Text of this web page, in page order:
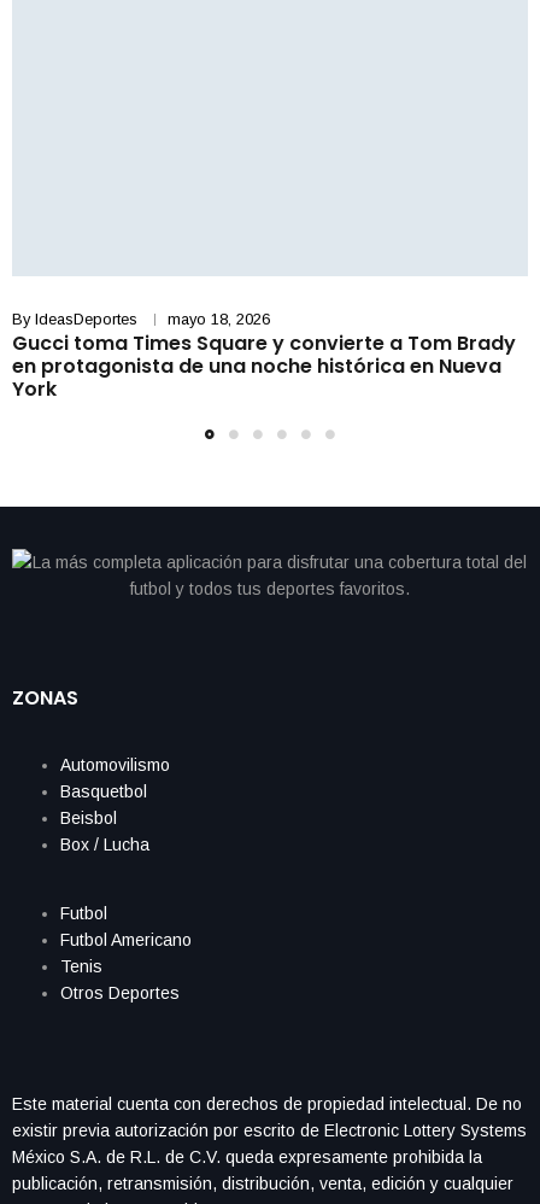
By IdeasDeportes mayo 18, 2026
Gucci toma Times Square y convierte a Tom Brady
en protagonista de una noche histórica en Nueva
York
ZONAS
Automovilismo
Basquetbol
Beisbol
Box / Lucha
Futbol
Futbol Americano
Tenis
Otros Deportes
Este material cuenta con derechos de propiedad intelectual. De no
existir previa autorización por escrito de Electronic Lottery Systems
México S.A. de R.L. de C.V. queda expresamente prohibida la
publicación, retransmisión, distribución, venta, edición y cualquier